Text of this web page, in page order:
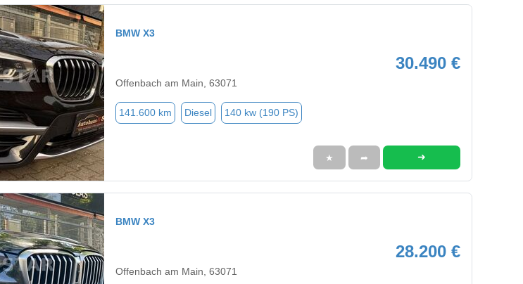
BMW X3
30.490 €
Offenbach am Main, 63071
141.600 km Diesel 140 kw (190 PS)
★ ➦ ➜
BMW X3
28.200 €
Offenbach am Main, 63071